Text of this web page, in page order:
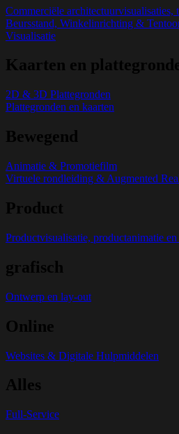
Commerciële architectuurvisualisaties,
Beursstand, Winkelinrichting &
Visualisatie
Kaarten en
2D & 3D Plattegronden
Plattegronden en kaarten
Bewegend
Animatie & Promotiefilm
Virtuele rondleiding & Augmented
Product
Productvisualisatie, productanimatie
grafisch
Ontwerp en lay-out
Online
Websites & Digitale Hulpmiddelen
Alles
Full-Service